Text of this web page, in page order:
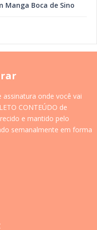
Manga Boca de Sino
assinatura onde você vai
CONTEÚDO de
e mantido pelo
semanalmente em forma